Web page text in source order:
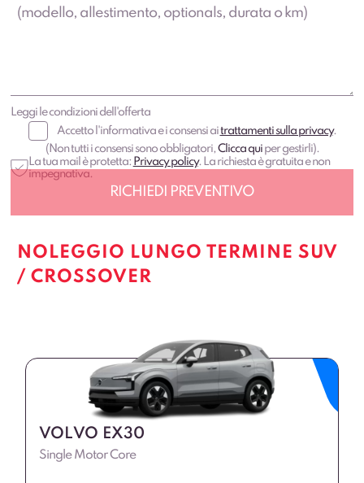
Leggi le condizioni dell'offerta
Accetto l'informativa e i consensi aitrattamenti sulla privacy.
(Non tutti i consensi sono obbligatori,Clicca quiper gestirli).
La tua mail è protetta: Privacy policy. La richiesta è gratuita e non
impegnativa.
NOLEGGIO LUNGO TERMINE SUV
/ CROSSOVER
VOLVO EX30
Single Motor Core